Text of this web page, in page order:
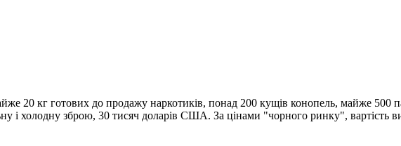
20 кг готових до продажу наркотиків, понад 200 кущів конопель, майже 500
і холодну зброю, 30 тисяч доларів США. За цінами "чорного ринку", вартість